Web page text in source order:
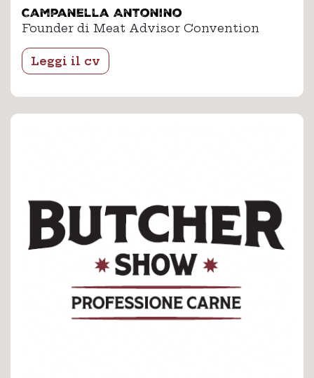
Campanella Antonino
Founder di Meat Advisor Convention
Leggi il cv